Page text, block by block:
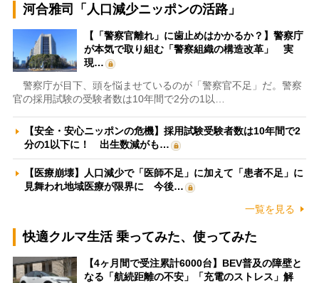
河合雅司「人口減少ニッポンの活路」
【「警察官離れ」に歯止めはかかるか？】警察庁
が本気で取り組む「警察組織の構造改革」 実
現…
警察庁が目下、頭を悩ませているのが「警察官不足」だ。警察
官の採用試験の受験者数は10年間で2分の1以…
【安全・安心ニッポンの危機】採用試験受験者数は10年間で2
分の1以下に！ 出生数減がも…
【医療崩壊】人口減少で「医師不足」に加えて「患者不足」に
見舞われ地域医療が限界に 今後…
一覧を見る
快適クルマ生活 乗ってみた、使ってみた
【4ヶ月間で受注累計6000台】BEV普及の障壁と
なる「航続距離の不安」「充電のストレス」解